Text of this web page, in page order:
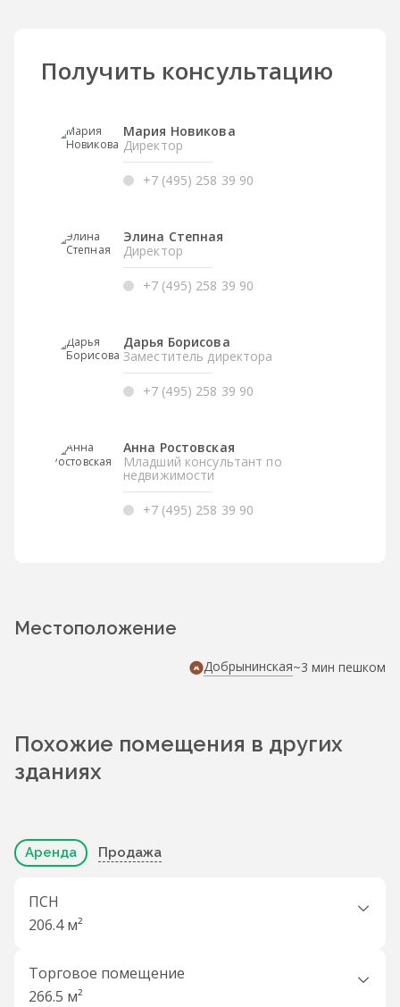
Получить консультацию
Мария Новикова
Директор
+7 (495) 258 39 90
Элина Степная
Директор
+7 (495) 258 39 90
Дарья Борисова
Заместитель директора
+7 (495) 258 39 90
Анна Ростовская
Младший консультант по
недвижимости
+7 (495) 258 39 90
Местоположение
Добрынинская~3 мин пешком
Похожие помещения в других
зданиях
Аренда Продажа
ПСН
206.4 м²
Торговое помещение
266.5 м²